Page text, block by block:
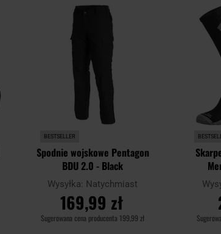
BESTSELLER
Spodnie wojskowe Pentagon
BDU 2.0 - Black
Wysyłka: Natychmiast
169,99 zł
Sugerowana cena producenta 199,99 zł